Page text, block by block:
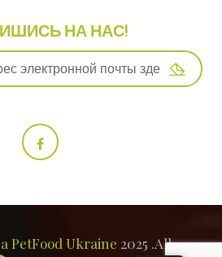
НА НАС!
PetFood Ukraine 2025 .All